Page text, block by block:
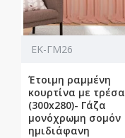
ΕΚ-ΓΜ26
Έτοιμη ραμμένη
κουρτίνα με τρέσα
(300x280)- Γάζα
μονόχρωμη σομόν
ημιδιάφανη